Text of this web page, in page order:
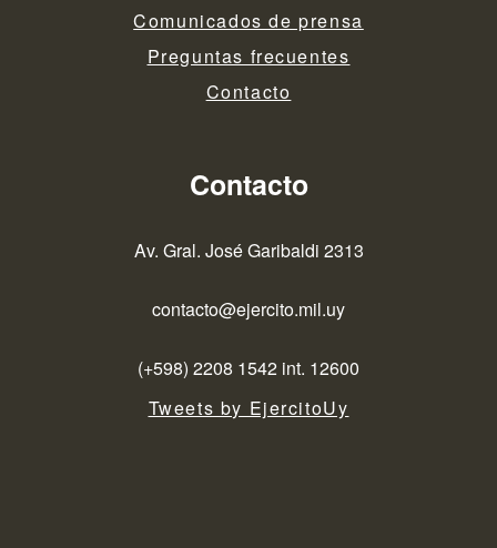
Comunicados de prensa
Preguntas frecuentes
Contacto
Contacto
Av. Gral. José Garibaldi 2313
contacto@ejercito.mil.uy
(+598) 2208 1542 int. 12600
Tweets by EjercitoUy